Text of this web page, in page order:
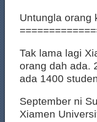
Untungla orang
Tak lama lagi
orang dah ada.
ada 1400
September ni
Xiamen